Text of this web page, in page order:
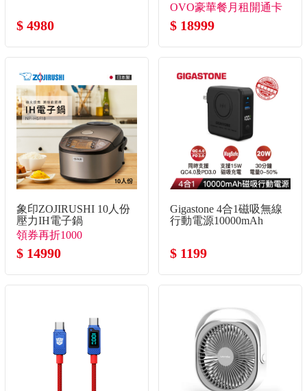
$ 4980
OVO豪華餐月租開通卡
+送月租開通卡*3！+送
$ 18999
象印ZOJIRUSHI 10人份
壓力IH電子鍋
領券再折1000
$ 14990
Gigastone 4合1磁吸無線
行動電源10000mAh
$ 1199